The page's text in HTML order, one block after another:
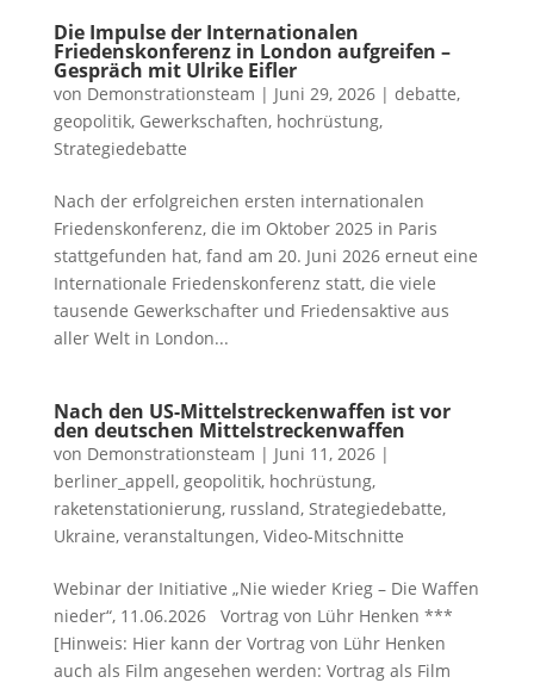
Die Impulse der Internationalen
Friedenskonferenz in London aufgreifen –
Gespräch mit Ulrike Eifler
von Demonstrationsteam | Juni 29, 2026| debatte,
geopolitik, Gewerkschaften, hochrüstung,
Strategiedebatte
Nach der erfolgreichen ersten internationalen
Friedenskonferenz, die im Oktober 2025 in Paris
stattgefunden hat, fand am 20. Juni 2026 erneut eine
Internationale Friedenskonferenz statt, die viele
tausende Gewerkschafter und Friedensaktive aus
aller Welt in London...
Nach den US-Mittelstreckenwaffen ist vor
den deutschen Mittelstreckenwaffen
von Demonstrationsteam | Juni 11, 2026|
berliner_appell, geopolitik, hochrüstung,
raketenstationierung, russland, Strategiedebatte,
Ukraine, veranstaltungen, Video-Mitschnitte
Webinar der Initiative „Nie wieder Krieg – Die Waffen
nieder“, 11.06.2026 Vortrag von Lühr Henken ***
[Hinweis: Hier kann der Vortrag von Lühr Henken
auch als Film angesehen werden: Vortrag als Film